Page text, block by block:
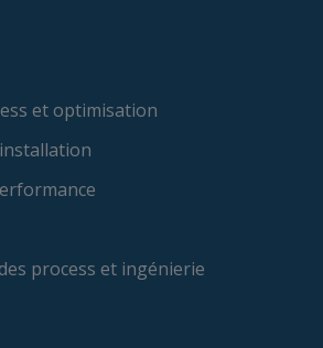
et optimisation
process et ingénierie